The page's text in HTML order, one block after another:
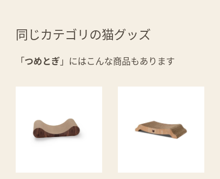
同じカテゴリの猫グッズ
「つめとぎ」にはこんな商品もあります